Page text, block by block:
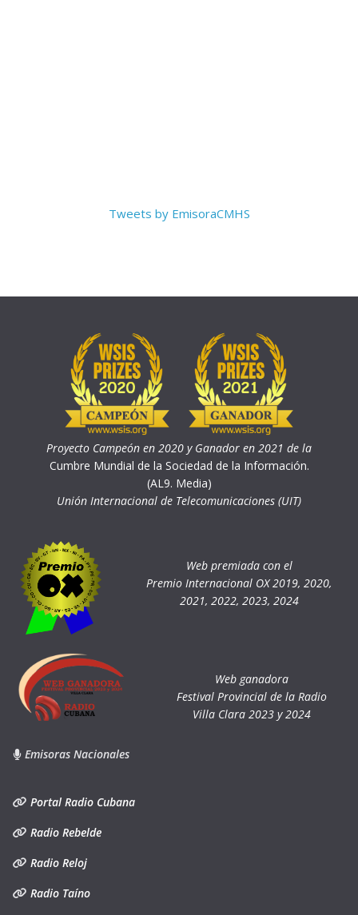
Tweets by EmisoraCMHS
Proyecto Campeón en 2020 y Ganador en 2021 de la
Cumbre Mundial de la Sociedad de la Información.
(AL9. Media)
Unión Internacional de Telecomunicaciones (UIT)
Web premiada con el
Premio Internacional OX 2019, 2020,
2021, 2022, 2023, 2024
Web ganadora
Festival Provincial de la Radio
Villa Clara 2023 y 2024
Emisoras Nacionales
Portal Radio Cubana
Radio Rebelde
Radio Reloj
Radio Taíno